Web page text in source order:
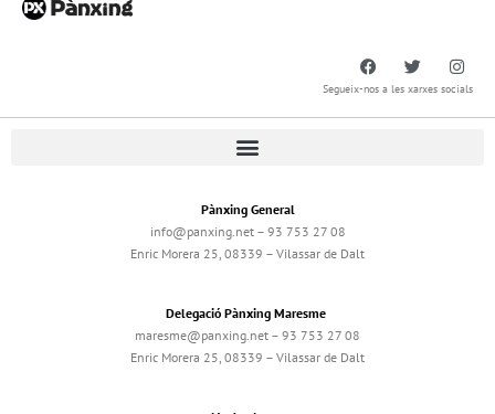
Segueix-nos a les xarxes socials
Pànxing General
info@panxing.net – 93 753 27 08
Enric Morera 25, 08339 – Vilassar de Dalt
Delegació Pànxing Maresme
maresme@panxing.net – 93 753 27 08
Enric Morera 25, 08339 – Vilassar de Dalt